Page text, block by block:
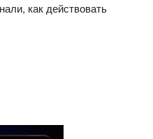
как действовать